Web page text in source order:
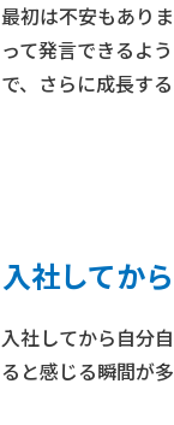
最初は不安もあり
って発言できるよ
で、さらに成長す
入社してか
入社してから自分
ると感じる瞬間が多